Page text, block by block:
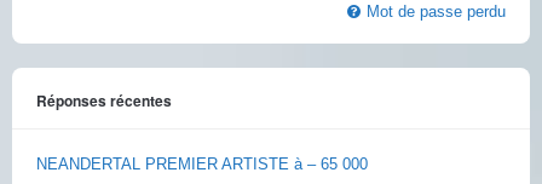
Mot de passe perdu
Réponses récentes
NEANDERTAL PREMIER ARTISTE à – 65 000